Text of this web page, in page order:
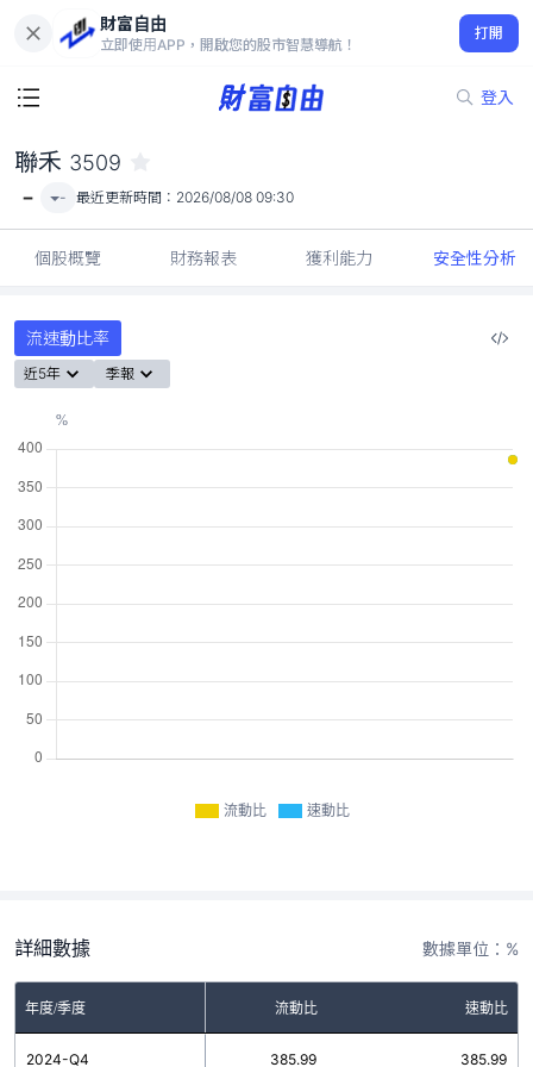
財富自由
立即使用APP，開啟您的股市智慧導航！
打開
登入
-
聯禾 3509
- - 最近更新時間： 2026/08/08 09:30
個股概覽 財務報表 獲利能力 安全性分析
流速動比率
近5年 季報
流動比 速動比
詳細數據 數據單位：%
年度/季度 流動比 速動比
2024-Q4 385.99 385.99